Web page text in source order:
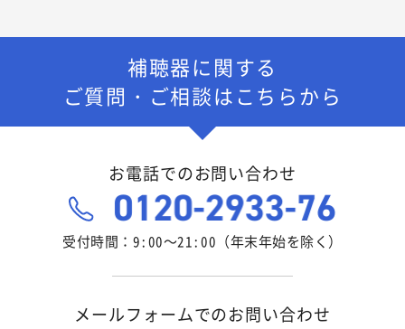
補聴器に関する
ご質問・ご相談はこちらから
お電話でのお問い合わせ
受付時間：9:00～21:00（年末年始を除く）
メールフォームでのお問い合わせ